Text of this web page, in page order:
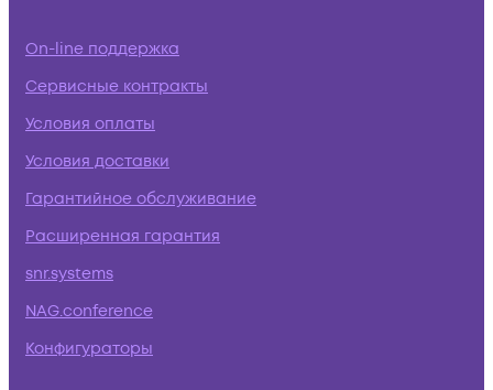
On-line поддержка
Сервисные контракты
Условия оплаты
Условия доставки
Гарантийное обслуживание
Расширенная гарантия
snr.systems
NAG.conference
Конфигураторы